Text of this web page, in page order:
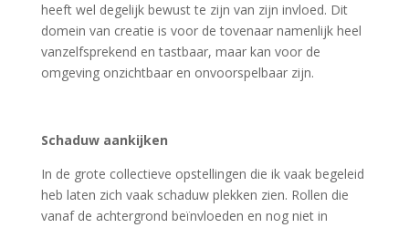
heeft wel degelijk bewust te zijn van zijn invloed. Dit
domein van creatie is voor de tovenaar namenlijk heel
vanzelfsprekend en tastbaar, maar kan voor de
omgeving onzichtbaar en onvoorspelbaar zijn.
Schaduw aankijken
In de grote collectieve opstellingen die ik vaak begeleid
heb laten zich vaak schaduw plekken zien. Rollen die
vanaf de achtergrond beïnvloeden en nog niet in